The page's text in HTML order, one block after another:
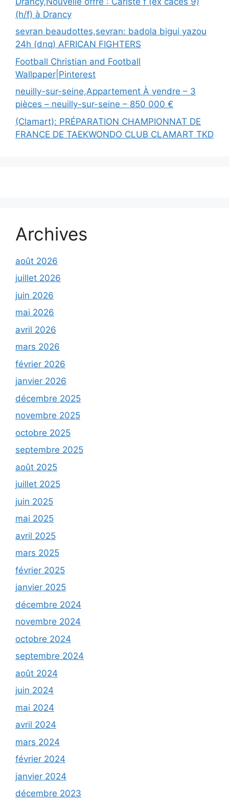
(h/f) à Drancy
sevran beaudottes,sevran: badola bigui yazou
24h (dnq) AFRICAN FIGHTERS
Football Christian and Football
Wallpaper|Pinterest
neuilly-sur-seine,Appartement À vendre – 3
pièces – neuilly-sur-seine – 850 000 €
(Clamart): PRÉPARATION CHAMPIONNAT DE
FRANCE DE TAEKWONDO CLUB CLAMART TKD
Archives
août 2026
juillet 2026
juin 2026
mai 2026
avril 2026
mars 2026
février 2026
janvier 2026
décembre 2025
novembre 2025
octobre 2025
septembre 2025
août 2025
juillet 2025
juin 2025
mai 2025
avril 2025
mars 2025
février 2025
janvier 2025
décembre 2024
novembre 2024
octobre 2024
septembre 2024
août 2024
juin 2024
mai 2024
avril 2024
mars 2024
février 2024
janvier 2024
décembre 2023